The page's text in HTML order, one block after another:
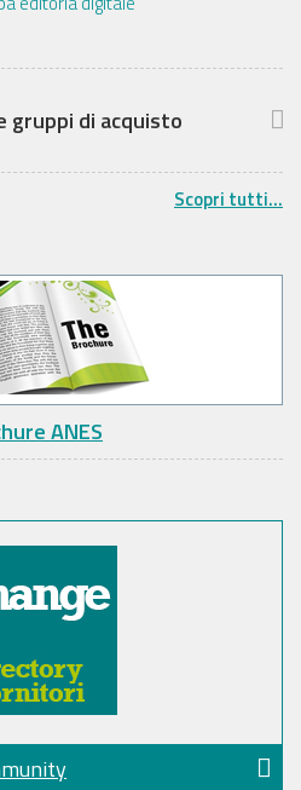
gruppi di acquisto
Scopri tutti...
ANES